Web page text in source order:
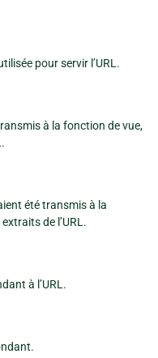
pour servir l’URL.
à la fonction de vue,
été transmis à la
de l’URL.
à l’URL.